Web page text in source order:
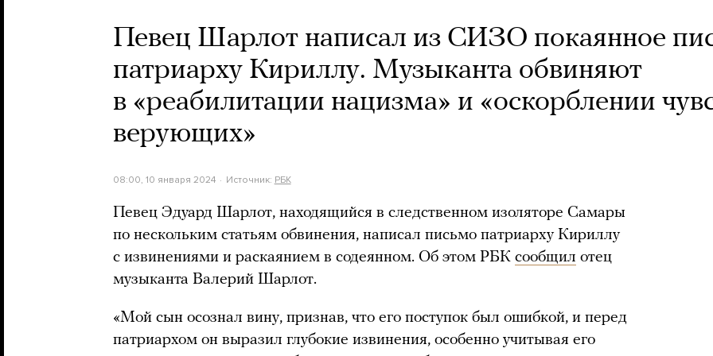
Певец Шарлот написал из СИЗО покаянное
патриарху Кириллу. Музыканта обвиняют
в «реабилитации нацизма» и «оскорблении
верующих»
08:00, 10 января 2024 Источник: РБК
Певец Эдуард Шарлот, находящийся в следственном изоляторе Самары
по нескольким статьям обвинения, написал письмо патриарху Кириллу
с извинениями и раскаянием в содеянном. Об этом РБК сообщил отец
музыканта Валерий Шарлот.
«Мой сын осознал вину, признав, что его поступок был ошибкой, и перед
патриархом он выразил глубокие извинения, особенно учитывая его